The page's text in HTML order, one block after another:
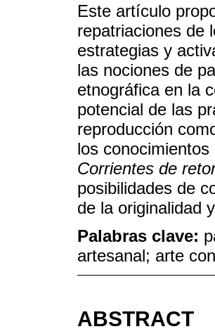
Este artículo
repatriaciones de
estrategias y
las nociones de
etnográfica en la
potencial de las
reproducción
los
Corrientes de
posibilidades de
de la originalidad
Palabras clave:
artesanal; arte
ABSTRACT